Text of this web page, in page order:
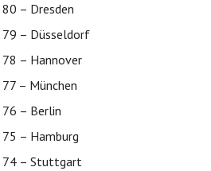
– Dresden
79 – Düsseldorf
78 – Hannover
– München
76 – Berlin
– Hamburg
74 – Stuttgart